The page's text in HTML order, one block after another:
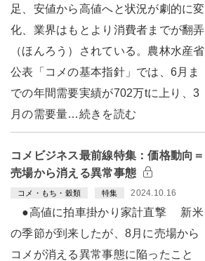
足、安値から高値へと状況が劇的に変
化、業界はもとより消費者までが翻弄
（ほんろう）されている。農林水産省
公表「コメの基本指針」では、6月ま
での年間需要実績が702万tに上り、3
月の需要量…続きを読む
コメビジネス最前線特集：価格動向＝
売場から消える異常事態
コメ・もち・穀類 特集 2024.10.16
●高値に拍車掛かり家計直撃 新米
の季節が到来したが、8月に売場から
コメが消える異常事態に陥ったこと